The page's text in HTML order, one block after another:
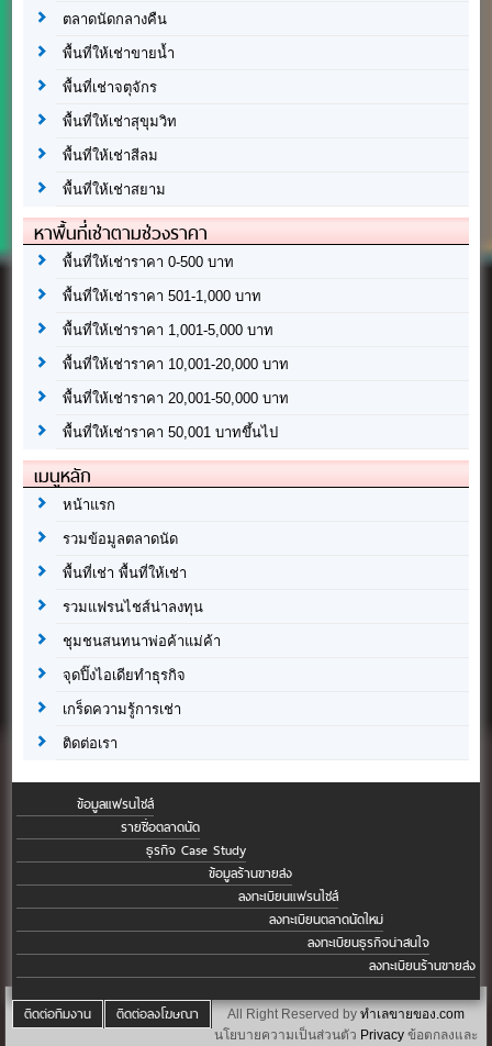
ตลาดนัดกลางคืน
พื้นที่ให้เช่าขายน้ำ
พื้นที่เช่าจตุจักร
พื้นที่ให้เช่าสุขุมวิท
พื้นที่ให้เช่าสีลม
พื้นที่ให้เช่าสยาม
หาพื้นที่เช่าตามช่วงราคา
พื้นที่ให้เช่าราคา 0-500 บาท
พื้นที่ให้เช่าราคา 501-1,000 บาท
พื้นที่ให้เช่าราคา 1,001-5,000 บาท
พื้นที่ให้เช่าราคา 10,001-20,000 บาท
พื้นที่ให้เช่าราคา 20,001-50,000 บาท
พื้นที่ให้เช่าราคา 50,001 บาทขึ้นไป
เมนูหลัก
หน้าแรก
รวมข้อมูลตลาดนัด
พื้นที่เช่า พื้นที่ให้เช่า
รวมแฟรนไชส์น่าลงทุน
ชุมชนสนทนาพ่อค้าแม่ค้า
จุดปิ๊งไอเดียทำธุรกิจ
เกร็ดความรู้การเช่า
ติดต่อเรา
ข้อมูลแฟรนไชส์
รายชื่อตลาดนัด
ธุรกิจ Case Study
ข้อมูลร้านขายส่ง
ลงทะเบียนแฟรนไชส์
ลงทะเบียนตลาดนัดใหม่
ลงทะเบียนธุรกิจน่าสนใจ
ลงทะเบียนร้านขายส่ง
ติดต่อทีมงาน ติดต่อลงโฆษณา All Right Reserved by ทำเลขายของ.com
นโยบายความเป็นส่วนตัว Privacy ข้อตกลงและ